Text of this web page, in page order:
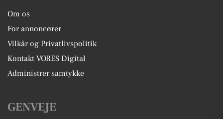
Om os
For annoncører
Vilkår og Privatlivspolitik
Kontakt VORES Digital
Administrer samtykke
GENVEJE